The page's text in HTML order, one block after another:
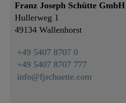
Franz Joseph Schütte GmbH
Hullerweg 1
49134 Wallenhorst
+49 5407 8707 0
+49 5407 8707 777
info@fjschuette.com